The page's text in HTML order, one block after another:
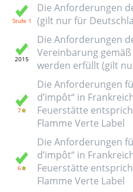
Die Anforderungen
(gilt nur für
Die Anforderungen
Vereinbarung gemäß
werden erfüllt (gilt
Die Anforderungen
d’impôt“ in
Feuerstätte
Flamme Verte Label
Die Anforderungen
d’impôt“ in
Feuerstätte
Flamme Verte Label